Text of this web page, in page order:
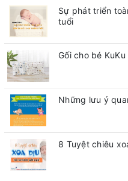
Sự phát triển
tuổi
Gối cho bé
Những lưu ý
8 Tuyệt chiêu